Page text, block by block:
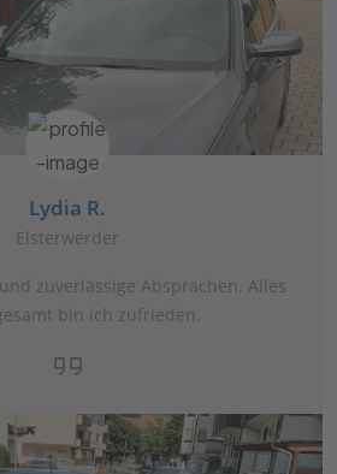
Lydia R.
Elsterwerder
zuverlässige Absprachen. Alles
bin ich zufrieden.